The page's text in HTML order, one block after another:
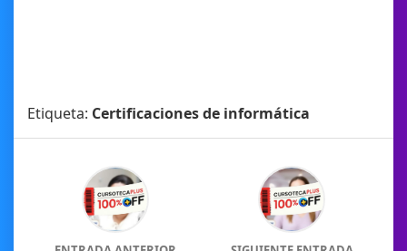
Etiqueta: Certificaciones de informática